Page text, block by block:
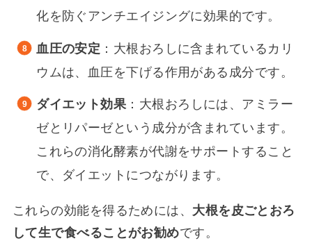
化を防ぐアンチエイジングに効果的です。
血圧の安定 ：大根おろしに含まれているカリ
ウムは、血圧を下げる作用がある成分です。
ダイエット効果：大根おろしには、アミラー
ゼとリパーゼという成分が含まれています。
これらの消化酵素が代謝をサポートすること
で、ダイエットにつながります。
これらの効能を得るためには、 大根を皮ごとおろ
して生で食べることがお勧めです。